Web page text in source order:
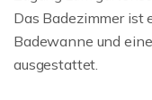
Das Badezimmer ist
Badewanne und
ausgestattet.